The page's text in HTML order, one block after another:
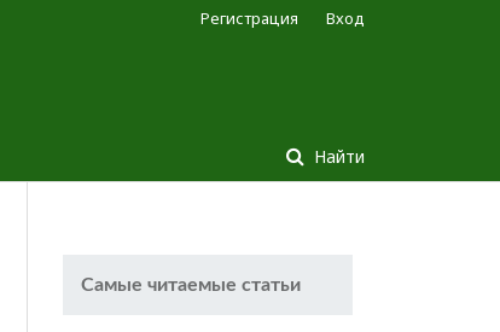
Найти
Регистрация Вход
Самые читаемые статьи